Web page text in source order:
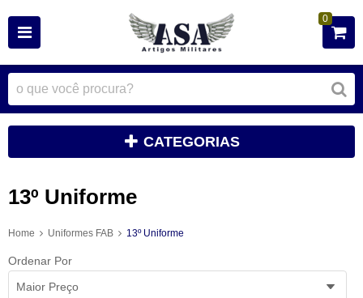
0
CATEGORIAS
13º Uniforme
Home Uniformes FAB 13º Uniforme
Ordenar Por
Maior Preço